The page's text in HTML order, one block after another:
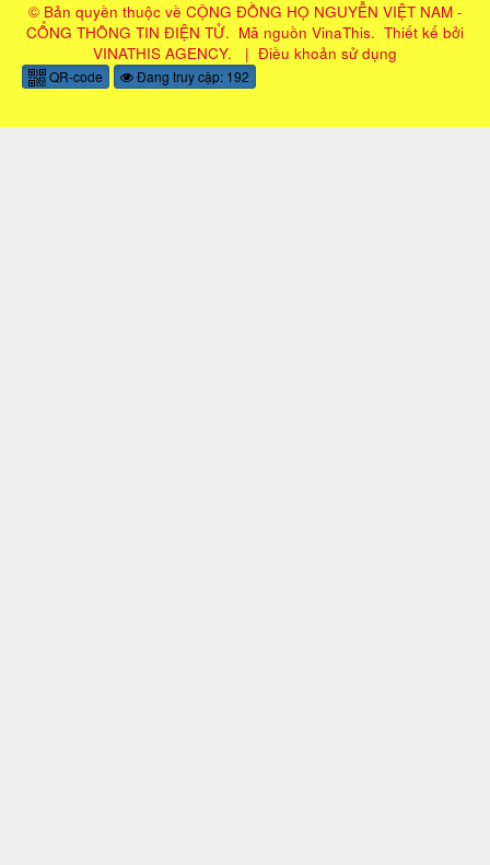
© Bản quyền thuộc về CỘNG ĐỒNG HỌ NGUYỄN VIỆT NAM -
CỔNG THÔNG TIN ĐIỆN TỬ. Mã nguồn VinaThis. Thiết kế bởi
VINATHIS AGENCY. | Điều khoản sử dụng
QR-code Đang truy cập: 192